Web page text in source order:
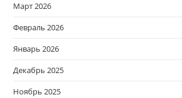
Март 2026
Февраль 2026
Январь 2026
Декабрь 2025
Ноябрь 2025